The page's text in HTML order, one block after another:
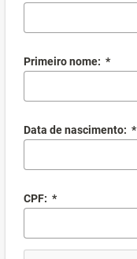
Primeiro nome: *
Data de nascimento: *
CPF: *